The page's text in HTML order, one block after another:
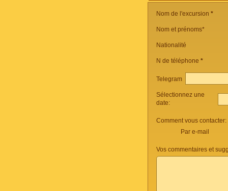
Nom de l'excursion *
Nom et prénoms*
Nationalité
N de téléphone *
Telegram
Sélectionnez une
date:
Comment vous contacter:
Par e-mail
Vos commentaires et